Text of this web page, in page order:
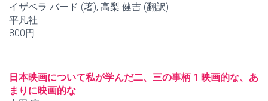
イザベラ バード (著), 高梨 健吉 (翻訳)
平凡社
800円
日本映画について私が学んだ二、三の事柄 1 映画的な、あ
まりに映画的な